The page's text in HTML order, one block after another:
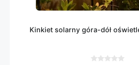
Kinkiet solarny góra-dół